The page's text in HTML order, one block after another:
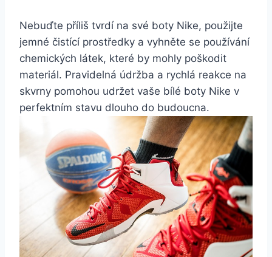
Nebuďte příliš tvrdí na své boty Nike, použijte
jemné čistící‍ prostředky a vyhněte se používání
chemických látek, které by mohly poškodit
materiál. Pravidelná údržba a ‍rychlá reakce‍ na
skvrny pomohou udržet vaše bílé boty Nike v⁤
perfektním stavu dlouho do budoucna.